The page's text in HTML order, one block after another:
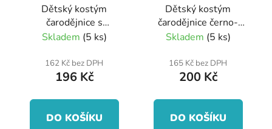
Dětský kostým
čarodějnice s
pavučinou (M)
Skladem (5 ks)
162 Kč bez DPH
196 Kč
DO KOŠÍKU
Dětský kostým
čarodějnice černo-
zlatá (S)
Skladem (5 ks)
165 Kč bez DPH
200 Kč
DO KOŠÍKU